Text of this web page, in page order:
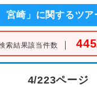
宮崎」に関するツア
索結果該当件数 ｜
4/223ページ